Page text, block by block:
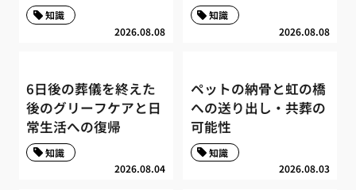
2026.08.08
知識
2026.08.08
知識
6日後の葬儀を終えた
後のグリーフケアと日
常生活への復帰
2026.08.04
知識
ペットの納骨と虹の橋
への送り出し・共葬の
可能性
2026.08.03
知識